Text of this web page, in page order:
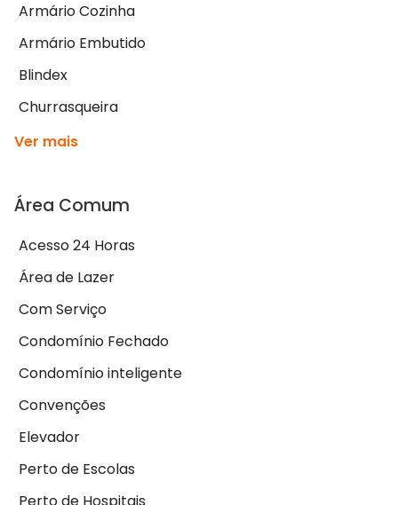
Armário Cozinha
Armário Embutido
Blindex
Churrasqueira
Ver mais
Área Comum
Acesso 24 Horas
Área de Lazer
Com Serviço
Condomínio Fechado
Condomínio inteligente
Convenções
Elevador
Perto de Escolas